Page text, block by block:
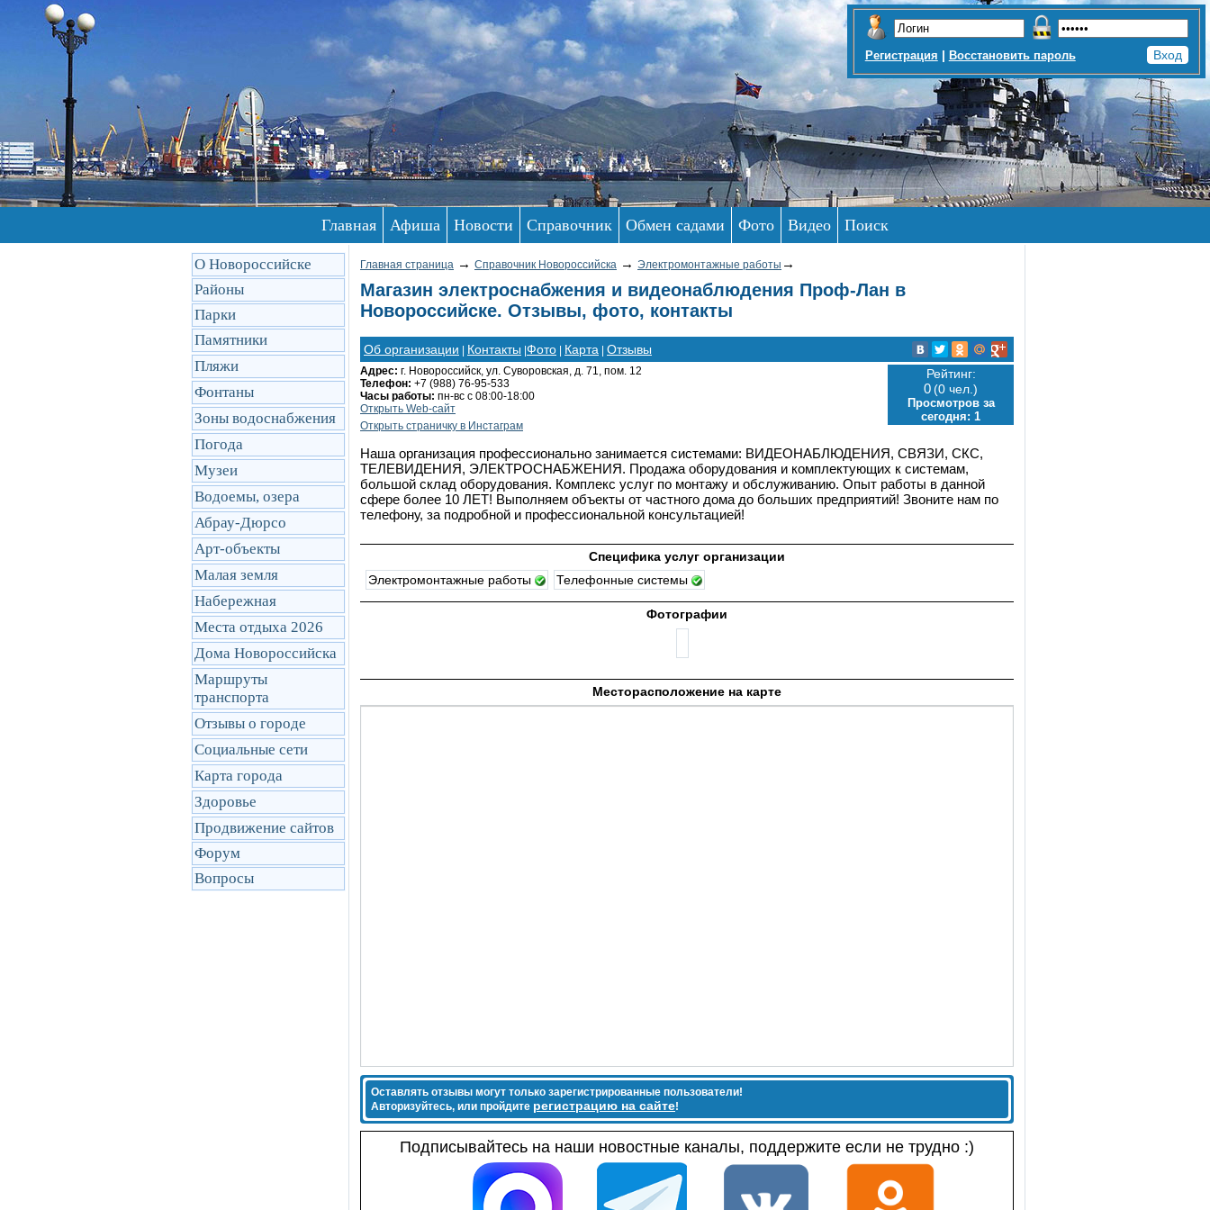
Регистрация | Восстановить пароль
Главная Афиша Новости Справочник Обмен садами Фото Видео Поиск
О Новороссийске
Районы
Парки
Памятники
Пляжи
Фонтаны
Зоны водоснабжения
Погода
Музеи
Водоемы, озера
Абрау-Дюрсо
Арт-объекты
Малая земля
Набережная
Места отдыха 2026
Дома Новороссийска
Маршруты
транcпорта
Отзывы о городе
Социальные сети
Карта города
Здоровье
Продвижение сайтов
Форум
Вопросы
Главная страница → Справочник Новороссийска → Электромонтажные работы →
Магазин электроснабжения и видеонаблюдения Проф-Лан в
Новороссийске. Отзывы, фото, контакты
Об организации Контакты Фото Карта Отзывы
Адрес: г. Новороссийск, ул. Суворовская, д. 71, пом. 12
Телефон: +7 (988) 76-95-533
Часы работы: пн-вс с 08:00-18:00
Открыть Web-сайт
Открыть cтраничку в Инстаграм
Рейтинг:
0(0 чел.)
Просмотров за
сегодня: 1
Наша организация профессионально занимается системами: ВИДЕОНАБЛЮДЕНИЯ, СВЯЗИ, СКС,
ТЕЛЕВИДЕНИЯ, ЭЛЕКТРОСНАБЖЕНИЯ. Продажа оборудования и комплектующих к системам,
большой склад оборудования. Комплекс услуг по монтажу и обслуживанию. Опыт работы в данной
сфере более 10 ЛЕТ! Выполняем объекты от частного дома до больших предприятий! Звоните нам по
телефону, за подробной и профессиональной консультацией!
Специфика услуг организации
Электромонтажные работы
Телефонные системы
Фотографии
Месторасположение на карте
Оставлять отзывы могут только зарегистрированные пользователи!
Авторизуйтесь, или пройдите регистрацию на сайте!
Подписывайтесь на наши новостные каналы, поддержите если не трудно :)